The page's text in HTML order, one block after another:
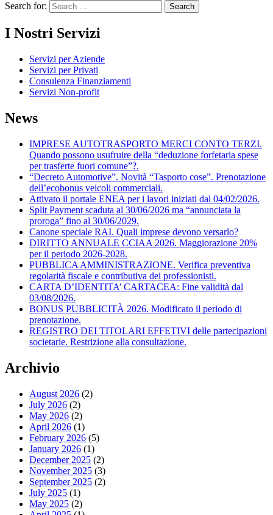
Search for:
I Nostri Servizi
Servizi per Aziende
Servizi per Privati
Consulenza Finanziamenti
Servizi Non-profit
News
IMPRESE AUTOTRASPORTO MERCI CONTO TERZI.
Quando possono usufruire della “deduzione forfetaria spese
per trasferte fuori comune”?.
“Decreto Automotive”. Novità “Tasporto cose”. Prenotazione
dell’ecobonus veicoli commerciali.
Attivato il portale ENEA per i lavori iniziati dal 04/02/2026.
Split Payment scaduta al 30/06/2026 ma “annunciata la
proroga” fino al 30/06/2029.
Canone speciale RAI. Quali imprese devono versarlo?
DIRITTO ANNUALE CCIAA 2026. Maggiorazione 20%
per il periodo 2026-2028.
PUBBLICA AMMINISTRAZIONE. Verifica preventiva
regolarità fiscale e contributiva dei professionisti.
CARTA D’IDENTITA’ CARTACEA: Fine validità dal
03/08/2026.
BONUS PUBBLICITÀ 2026. Modificato il periodo di
prenotazione.
REGISTRO DEI TITOLARI EFFETIVI delle partecipazioni
societarie. Restrizione alla consultazione.
Archivio
August 2026 (2)
July 2026 (2)
May 2026 (2)
April 2026 (1)
February 2026 (5)
January 2026 (1)
December 2025 (2)
November 2025 (3)
September 2025 (2)
July 2025 (1)
May 2025 (2)